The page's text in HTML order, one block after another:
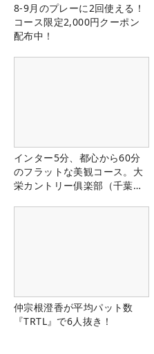
8-9月のプレーに2回使える！
コース限定2,000円クーポン
配布中！
インター5分、都心から60分
のフラットな美観コース。大
栄カントリー俱楽部（千葉
仲宗根澄香が平均パット数
『TRTL』で6人抜き！